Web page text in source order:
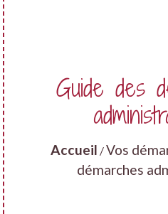
Guide des
Accueil /Vos
démarches